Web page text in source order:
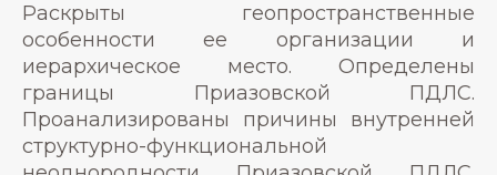
Раскрыты геопространственные
особенности ее организации и
иерархическое место. Определены
границы Приазовской ПДЛС.
Проанализированы причины внутренней
структурно-функциональной